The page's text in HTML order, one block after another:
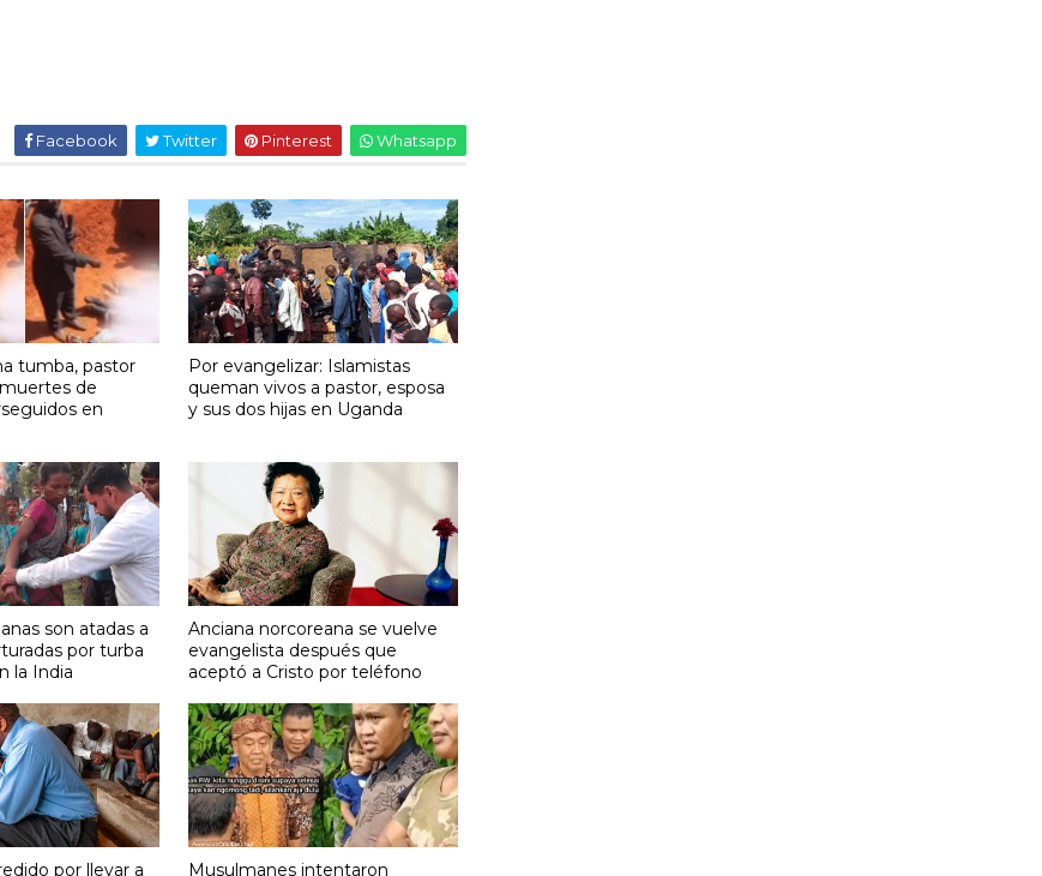
Facebook Twitter Pinterest Whatsapp
tumba, pastor
de
en
Por evangelizar: Islamistas
queman vivos a pastor, esposa
y sus dos hijas en Uganda
son atadas a
por turba
la India
Anciana norcoreana se vuelve
evangelista después que
aceptó a Cristo por teléfono
por llevar a Musulmanes intentaron